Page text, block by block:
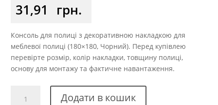
31,91 грн.
Консоль для полиці з декоративною накладкою для
меблевої полиці (180×180, Чорний). Перед купівлею
перевірте розмір, колір накладки, товщину полиці,
основу для монтажу та фактичне навантаження.
Додати в кошик